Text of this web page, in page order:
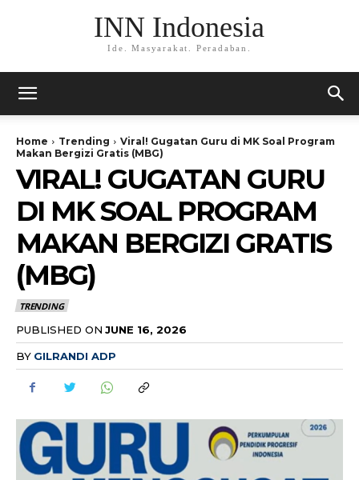
INN Indonesia
Ide. Masyarakat. Peradaban.
Home Trending
Viral! Gugatan Guru di MK Soal Program
Makan Bergizi Gratis (MBG)
VIRAL! GUGATAN GURU
DI MK SOAL PROGRAM
MAKAN BERGIZI GRATIS
(MBG)
TRENDING
PUBLISHED ON JUNE 16, 2026
BY GILRANDI ADP